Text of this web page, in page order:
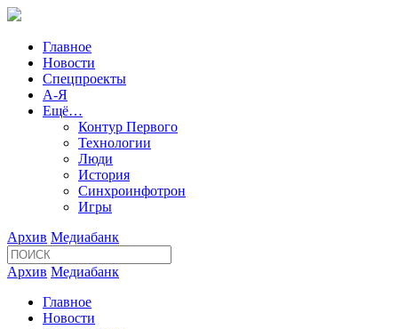
Главное
Новости
Спецпроекты
А-Я
Ещё…
Контур Первого
Технологии
Люди
История
Синхроинфотрон
Игры
Архив Медиабанк
Архив Медиабанк
Главное
Новости